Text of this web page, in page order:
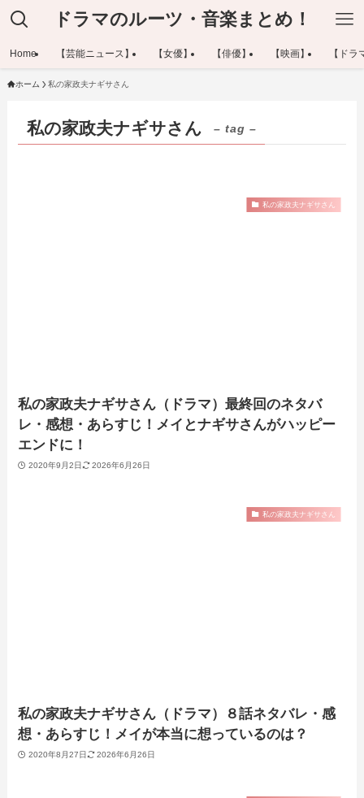
ドラマのルーツ・音楽まとめ！
Home 【芸能ニュース】 【女優】 【俳優】 【映画】 【ドラ
ホーム 私の家政夫ナギサさん
私の家政夫ナギサさん – tag –
私の家政夫ナギサさん
私の家政夫ナギサさん（ドラマ）最終回のネタバ
レ・感想・あらすじ！メイとナギサさんがハッピー
エンドに！
2020年9月2日 2026年6月26日
私の家政夫ナギサさん
私の家政夫ナギサさん（ドラマ）８話ネタバレ・感
想・あらすじ！メイが本当に想っているのは？
2020年8月27日 2026年6月26日